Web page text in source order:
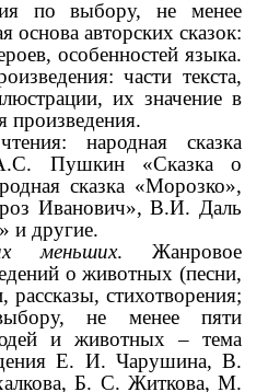
по выбору, не менее
основа авторских сказок:
особенностей языка.
части текста,
их значение в
произведения.
народная сказка
Пушкин «Сказка о
сказка «Морозко»,
Иванович», В.И. Даль
‌и другие‌.
меньших. Жанровое
о животных (песни,
рассказы, стихотворения;
не менее пяти
и животных – тема
Е. И. Чарушина, В.
Б. С. Житкова, М.